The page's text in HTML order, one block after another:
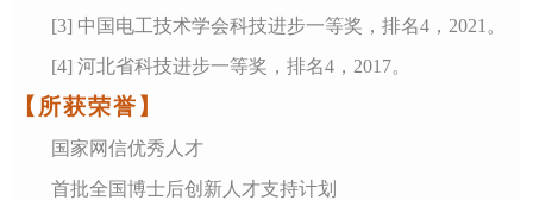
[3] 中国电工技术学会科技进步一等奖，排名4 ， 2021 。
[4]河北省科技进步一等奖 ，排名4 ， 2017。
【所获荣誉】
国家网信优秀人才
首批全国博士后创新人才支持计划